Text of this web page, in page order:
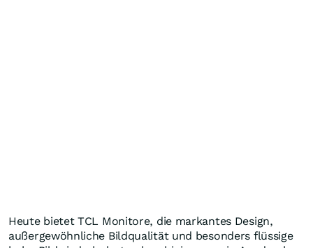
Heute bietet TCL Monitore, die markantes Design,
außergewöhnliche Bildqualität und besonders flüssige